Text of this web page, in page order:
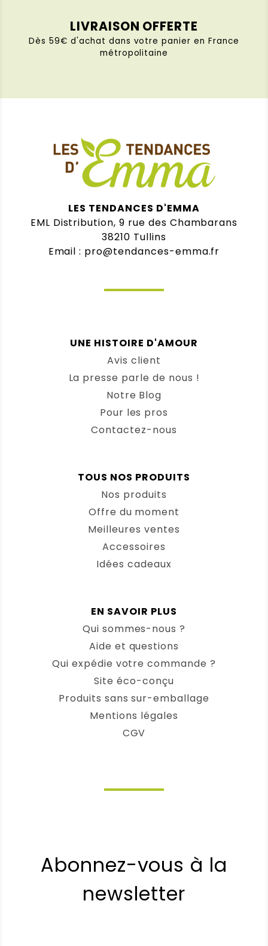
LIVRAISON OFFERTE
Dès 59€ d'achat dans votre panier en France
métropolitaine
LES TENDANCES D'EMMA
EML Distribution, 9 rue des Chambarans
38210 Tullins
Email : pro@tendances-emma.fr
UNE HISTOIRE D'AMOUR
Avis client
La presse parle de nous !
Notre Blog
Pour les pros
Contactez-nous
TOUS NOS PRODUITS
Nos produits
Offre du moment
Meilleures ventes
Accessoires
Idées cadeaux
EN SAVOIR PLUS
Qui sommes-nous ?
Aide et questions
Qui expédie votre commande ?
Site éco-conçu
Produits sans sur-emballage
Mentions légales
CGV
Abonnez-vous à la
newsletter